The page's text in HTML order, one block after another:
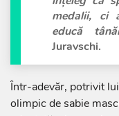
medalii, ci
educă
Juravschi.
Într-adevăr, potrivit
olimpic de sabie